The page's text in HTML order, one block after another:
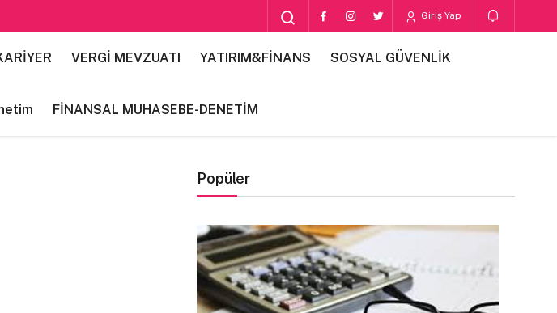
Giriş Yap
VERGİ MEVZUATI YATIRIM&FİNANS SOSYAL GÜVENLİK
FİNANSAL MUHASEBE-DENETİM
Popüler